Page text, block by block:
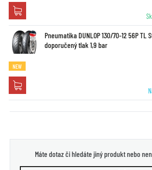
Pneumatika DUNLOP 130/70-12 56P TL
doporučený tlak 1,9 bar
NEW
Máte dotaz či hledáte jiný produkt nebo